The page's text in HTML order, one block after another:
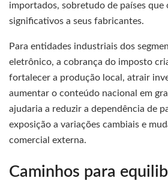
importados, sobretudo de países que
significativos a seus fabricantes.
Para entidades industriais dos
eletrônico, a cobrança do imposto
fortalecer a produção local, atrair
aumentar o conteúdo nacional em
ajudaria a reduzir a dependência de
exposição a variações cambiais e
comercial externa.
Caminhos para